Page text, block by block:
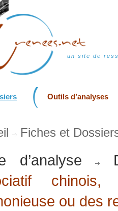
un site de
Outils d’analyses
Fiches et
d’analyse
ou des